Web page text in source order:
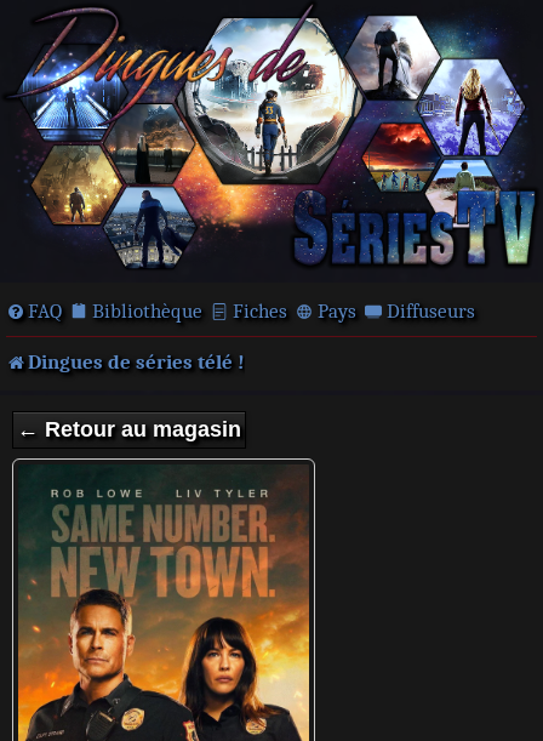
FAQ Bibliothèque Fiches Pays Diffuseurs
Dingues de séries télé !
← Retour au magasin